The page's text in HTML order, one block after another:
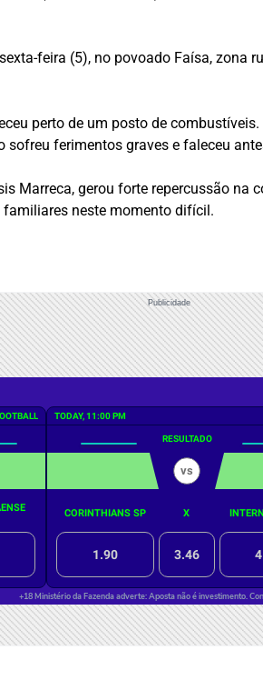
feira (5), no povoado Faísa, zona
perto de um posto de
ferimentos graves e faleceu
Marreca, gerou forte repercussão
neste momento difícil.
Publicidade